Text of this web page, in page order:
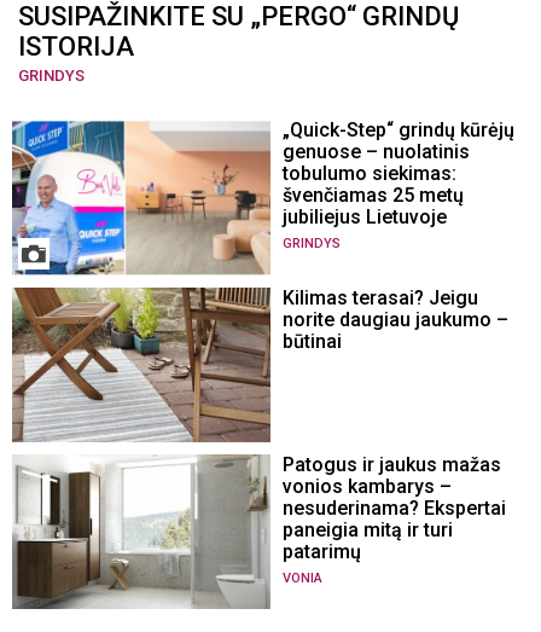
SUSIPAŽINKITE SU „PERGO“ GRINDŲ
ISTORIJA
GRINDYS
„Quick-Step“ grindų kūrėjų
genuose – nuolatinis
tobulumo siekimas:
švenčiamas 25 metų
jubiliejus Lietuvoje
GRINDYS
Kilimas terasai? Jeigu
norite daugiau jaukumo –
būtinai
Patogus ir jaukus mažas
vonios kambarys –
nesuderinama? Ekspertai
paneigia mitą ir turi
patarimų
VONIA